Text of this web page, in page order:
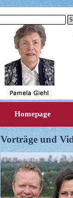
Homepage
Vorträge und